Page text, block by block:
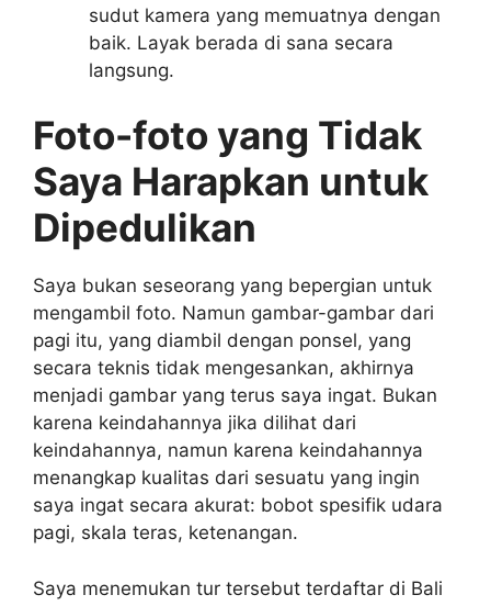
sudut kamera yang memuatnya dengan
baik. Layak berada di sana secara
langsung.
Foto-foto yang Tidak
Saya Harapkan untuk
Dipedulikan
Saya bukan seseorang yang bepergian untuk
mengambil foto. Namun gambar-gambar dari
pagi itu, yang diambil dengan ponsel, yang
secara teknis tidak mengesankan, akhirnya
menjadi gambar yang terus saya ingat. Bukan
karena keindahannya jika dilihat dari
keindahannya, namun karena keindahannya
menangkap kualitas dari sesuatu yang ingin
saya ingat secara akurat: bobot spesifik udara
pagi, skala teras, ketenangan.
Saya menemukan tur tersebut terdaftar di Bali